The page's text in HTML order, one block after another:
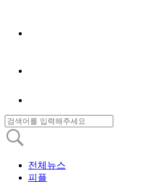
전체뉴스
피플